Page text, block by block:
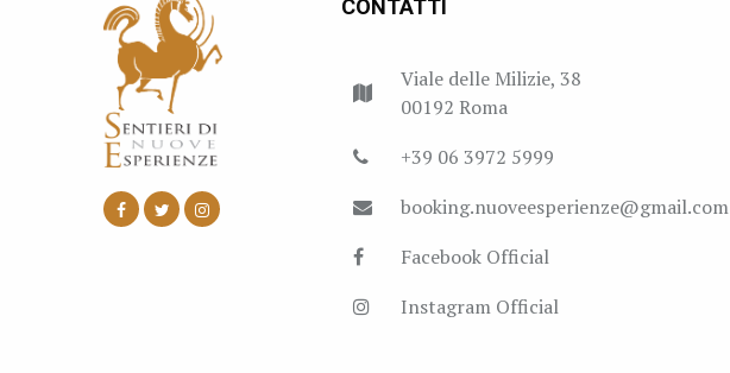
CONTATTI
Viale delle Milizie, 38
00192 Roma
+39 06 3972 5999
booking.nuoveesperienze@gmail.com
Facebook Official
Instagram Official